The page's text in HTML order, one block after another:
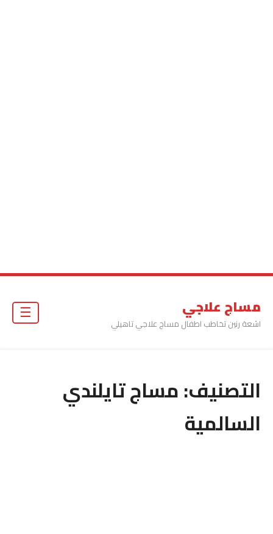
مساج علاجي
اشعة رنين تخاطب اطفال مساج علاجي تاهيلي
التصنيف:مساج تايلندي
السالمية